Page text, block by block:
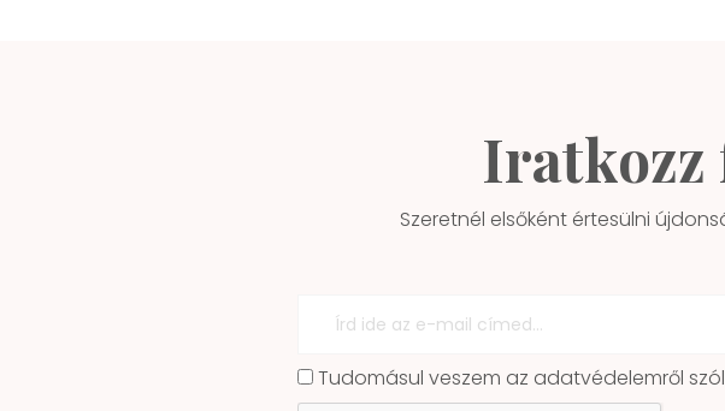
Szeretnél elsőként értesülni
Tudomásul veszem az adatvédelemről